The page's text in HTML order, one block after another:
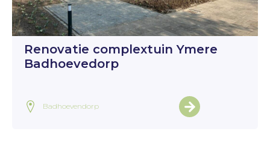
Renovatie complextuin Ymere
Badhoevedorp
Badhoevendorp